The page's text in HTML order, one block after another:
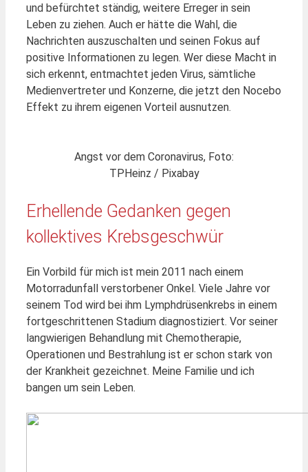
und befürchtet ständig, weitere Erreger in sein
Leben zu ziehen. Auch er hätte die Wahl, die
Nachrichten auszuschalten und seinen Fokus auf
positive Informationen zu legen. Wer diese Macht in
sich erkennt, entmachtet jeden Virus, sämtliche
Medienvertreter und Konzerne, die jetzt den Nocebo
Effekt zu ihrem eigenen Vorteil ausnutzen.
Angst vor dem Coronavirus, Foto:
TPHeinz / Pixabay
Erhellende Gedanken gegen
kollektives Krebsgeschwür
Ein Vorbild für mich ist mein 2011 nach einem
Motorradunfall verstorbener Onkel. Viele Jahre vor
seinem Tod wird bei ihm Lymphdrüsenkrebs in einem
fortgeschrittenen Stadium diagnostiziert. Vor seiner
langwierigen Behandlung mit Chemotherapie,
Operationen und Bestrahlung ist er schon stark von
der Krankheit gezeichnet. Meine Familie und ich
bangen um sein Leben.